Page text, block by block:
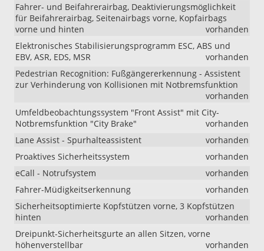
Fahrer- und Beifahrerairbag, Deaktivierungsmöglichkeit
für Beifahrerairbag, Seitenairbags vorne, Kopfairbags
vorne und hinten
vorhanden
Elektronisches Stabilisierungsprogramm ESC, ABS und
EBV, ASR, EDS, MSR
vorhanden
Pedestrian Recognition: Fußgängererkennung - Assistent
zur Verhinderung von Kollisionen mit Notbremsfunktion
vorhanden
Umfeldbeobachtungssystem "Front Assist" mit City-
Notbremsfunktion "City Brake"
vorhanden
Lane Assist - Spurhalteassistent
vorhanden
Proaktives Sicherheitssystem
vorhanden
eCall - Notrufsystem
vorhanden
Fahrer-Müdigkeitserkennung
vorhanden
Sicherheitsoptimierte Kopfstützen vorne, 3 Kopfstützen
hinten
vorhanden
Dreipunkt-Sicherheitsgurte an allen Sitzen, vorne
höhenverstellbar
vorhanden